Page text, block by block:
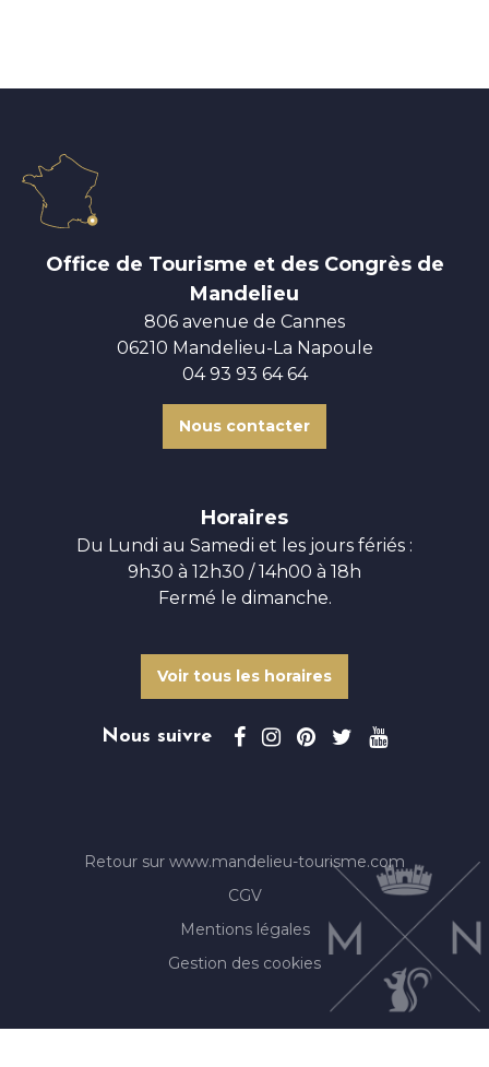
Office de Tourisme et des Congrès de
Mandelieu
806 avenue de Cannes
06210 Mandelieu-La Napoule
04 93 93 64 64
Nous contacter
Horaires
Du Lundi au Samedi et les jours fériés :
9h30 à 12h30 / 14h00 à 18h
Fermé le dimanche.
Voir tous les horaires
Nous suivre
Retour sur www.mandelieu-tourisme.com
CGV
Mentions légales
Gestion des cookies